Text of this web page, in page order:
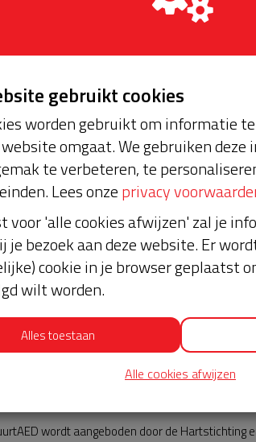
Nieuws
wordt aangeboden door de Hartstichting
gebruikt cookies
worden gebruikt om informatie
omgaat. We gebruiken deze
te verbeteren, te
Lees onzeprivacy
voor 'alle cookies afwijzen' zal je
je bezoek aan deze website. Er
cookie in je browser geplaatst
wilt worden.
Alles toestaan
Alle cookies afwijzen